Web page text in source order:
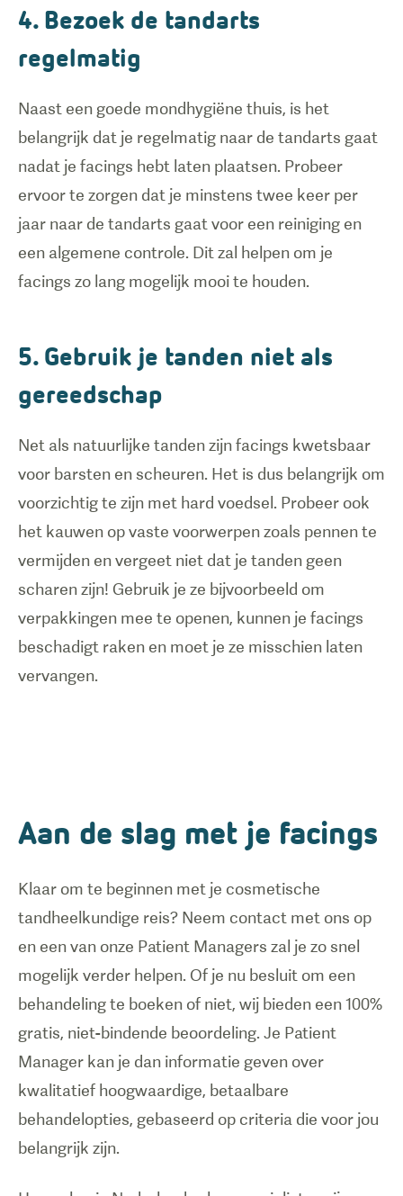
4. Bezoek de tandarts
regelmatig
Naast een goede mondhygiëne thuis, is het
belangrijk dat je regelmatig naar de tandarts gaat
nadat je facings hebt laten plaatsen. Probeer
ervoor te zorgen dat je minstens twee keer per
jaar naar de tandarts gaat voor een reiniging en
een algemene controle. Dit zal helpen om je
5. Gebruik je tanden niet als
gereedschap
Net als natuurlijke tanden zijn facings kwetsbaar
voor barsten en scheuren. Het is dus belangrijk om
voorzichtig te zijn met hard voedsel. Probeer ook
het kauwen op vaste voorwerpen zoals pennen te
vermijden en vergeet niet dat je tanden geen
scharen zijn! Gebruik je ze bijvoorbeeld om
verpakkingen mee te openen, kunnen je facings
beschadigt raken en moet je ze misschien laten
vervangen.
Aan de slag met je facings
Klaar om te beginnen met je cosmetische
tandheelkundige reis? Neem contact met ons op
en een van onze Patient Managers zal je zo snel
mogelijk verder helpen. Of je nu besluit om een
behandeling te boeken of niet, wij bieden een 100%
gratis, niet-bindende beoordeling. Je Patient
Manager kan je dan informatie geven over
kwalitatief hoogwaardige, betaalbare
behandelopties, gebaseerd op criteria die voor jou
belangrijk zijn.